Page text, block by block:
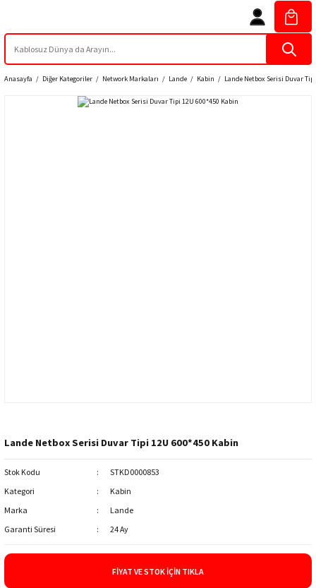
Anasayfa Diğer Kategoriler Network Markaları Lande Kabin Lande Netbox Serisi Duvar
Lande Netbox Serisi Duvar Tipi 12U 600*450 Kabin
Stok Kodu
STKD0000853
Kategori
Kabin
Marka
Lande
Garanti Süresi
24 Ay
FIYAT VE STOK İÇIN TIKLA